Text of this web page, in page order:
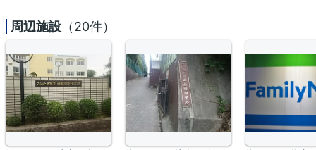
周辺施設 （20件）